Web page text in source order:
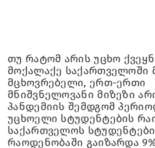
თუ რატომ არის უცხო
მოქალაქე საქართველოში
მცხოვრებელი, ერთ-ერთი
მნიშვნელოვანი მიზეზი
პანდემიის შემდგომ
უცხოელი სტუდენტების
საქართველოს
რაოდენობაში გაიზარდა